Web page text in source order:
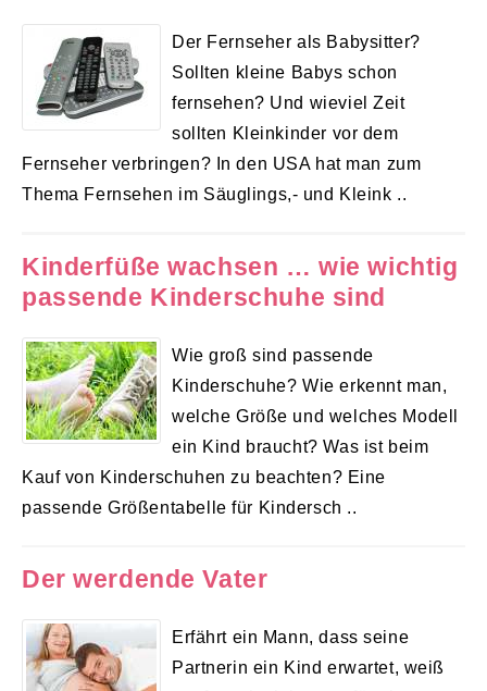
Der Fernseher als Babysitter?
Sollten kleine Babys schon
fernsehen? Und wieviel Zeit
sollten Kleinkinder vor dem
Fernseher verbringen? In den USA hat man zum
Thema Fernsehen im Säuglings,- und Kleink ..
Kinderfüße wachsen … wie wichtig
passende Kinderschuhe sind
Wie groß sind passende
Kinderschuhe? Wie erkennt man,
welche Größe und welches Modell
ein Kind braucht? Was ist beim
Kauf von Kinderschuhen zu beachten? Eine
passende Größentabelle für Kindersch ..
Der werdende Vater
Erfährt ein Mann, dass seine
Partnerin ein Kind erwartet, weiß